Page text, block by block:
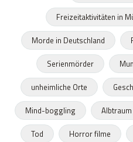
Freizeitaktivitäten in
Morde in Deutschland
Serienmörder
unheimliche Orte
Mind-boggling
Albtraum
Tod
Horror filme